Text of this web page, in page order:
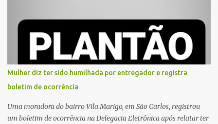
Mulher diz ter sido humilhada por entregador e registra
boletim de ocorrência
Uma moradora do bairro Vila Marigo, em São Carlos, registrou
um boletim de ocorrência na Delegacia Eletrônica após relatar ter